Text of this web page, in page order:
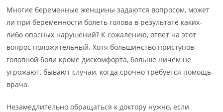
Многие беременные женщины задаются вопросом, может
ли при беременности болеть голова в результате каких-
либо опасных нарушений? К сожалению, ответ на этот
вопрос положительный. Хотя большинство приступов
головной боли кроме дискомфорта, больше ничем не
угрожают, бывают случаи, когда срочно требуется помощь
врача.
Незамедлительно обращаться к доктору нужно, если